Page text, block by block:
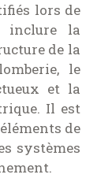
lors de
inclure la
de la
le
et la
Il est
de
systèmes